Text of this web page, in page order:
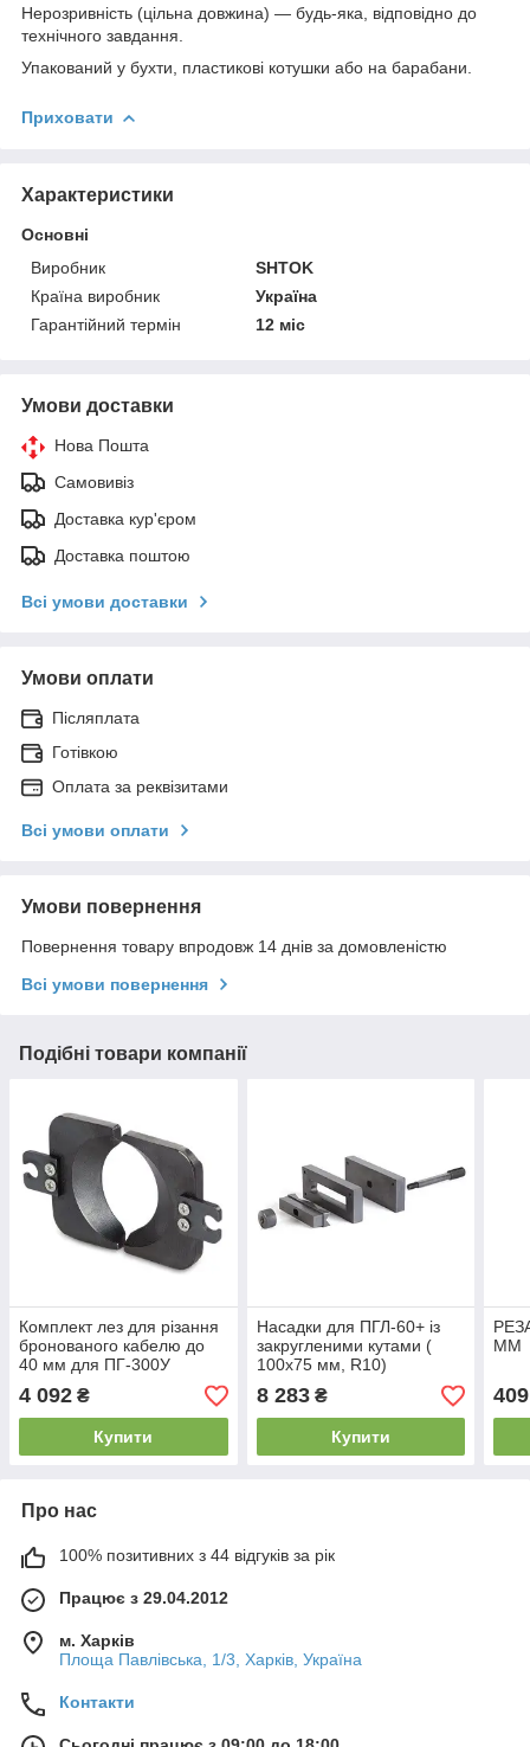
Нерозривність (цільна довжина) — будь-яка, відповідно до
технічного завдання.
Упакований у бухти, пластикові котушки або на барабани.
Приховати
Характеристики
Основні
Виробник
SHTOK
Країна виробник
Україна
Гарантійний термін
12 міс
Умови доставки
Нова Пошта
Самовивіз
Доставка кур'єром
Доставка поштою
Всі умови доставки
Умови оплати
Післяплата
Готівкою
Оплата за реквізитами
Всі умови оплати
Умови повернення
Повернення товару впродовж 14 днів за домовленістю
Всі умови повернення
Подібні товари компанії
Комплект лез для різання
бронованого кабелю до
40 мм для ПГ-300У
4 092 ₴
Купити
Насадки для ПГЛ-60+ із
закругленими кутами (
100х75 мм, R10)
8 283₴
Купити
ММ
409
Про нас
100% позитивних з 44 відгуків за рік
Працює з 29.04.2012
м. Харків
Площа Павлівська, 1/3, Харків, Україна
Контакти